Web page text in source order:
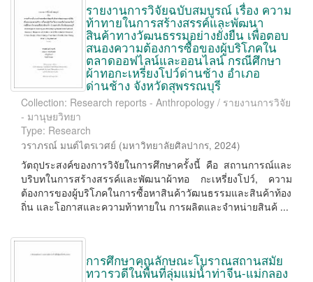
รายงานการวิจัยฉบับสมบูรณ์ เรื่อง ความ
ท้าทายในการสร้างสรรค์และพัฒนา
สินค้าทางวัฒนธรรมอย่างยั่งยืน เพื่อตอบ
สนองความต้องการซื้อของผู้บริโภคใน
ตลาดออฟไลน์และออนไลน์ กรณีศึกษา
ผ้าทอกะเหรี่ยงโปว์ด่านช้าง อำเภอ
ด่านช้าง จังหวัดสุพรรณบุรี
Collection: Research reports - Anthropology / รายงานการวิจัย
- มานุษยวิทยา
Type: Research
วราภรณ์ มนต์ไตรเวศย์ (มหาวิทยาลัยศิลปากร, 2024)
วัตถุประสงค์ของการวิจัยในการศึกษาครั้งนี้ คือ สถานการณ์และ
บริบทในการสร้างสรรค์และพัฒนาผ้าทอ กะเหรี่ยงโปว์, ความ
ต้องการของผู้บริโภคในการซื้อหาสินค้าวัฒนธรรมและสินค้าท้อง
ถิ่น และโอกาสและความท้าทายใน การผลิตและจําหน่ายสินค้ ...
การศึกษาคุณลักษณะโบราณสถานสมัย
ทวารวดีในพื้นที่ลุ่มแม่น้ำท่าจีน-แม่กลอง